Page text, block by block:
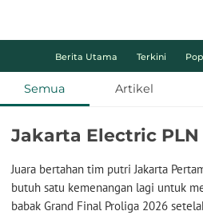
Berita Utama Terkini
Semua Artikel
Jakarta Electric PLN
Juara bertahan tim putri Jakarta
butuh satu kemenangan lagi untuk
babak Grand Final Proliga 2026